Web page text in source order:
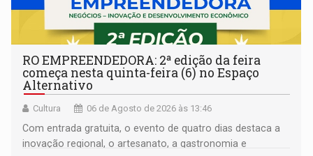
RO EMPREENDEDORA: 2ª edição da feira
começa nesta quinta-feira (6) no Espaço
Alternativo
Cultura 06 de Agosto de 2026 às 13:46
Com entrada gratuita, o evento de quatro dias destaca a
inovação regional, o artesanato, a gastronomia e